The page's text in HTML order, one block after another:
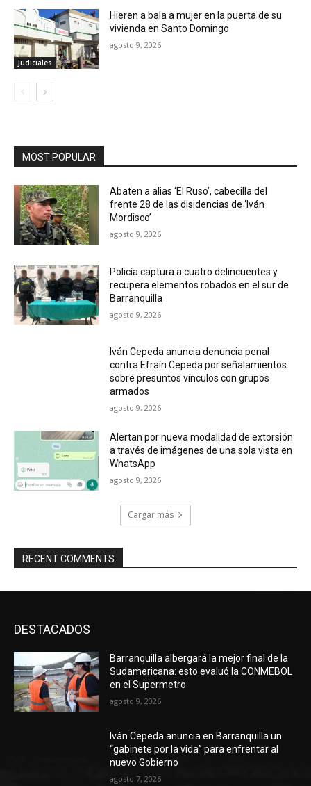
Judiciales
Hieren a bala a mujer en la puerta de su
vivienda en Santo Domingo
agosto 9, 2026
MOST POPULAR
Abaten a alias ‘El Ruso’, cabecilla del
frente 28 de las disidencias de ‘Iván
Mordisco’
agosto 9, 2026
Policía captura a cuatro delincuentes y
recupera elementos robados en el sur de
Barranquilla
agosto 9, 2026
Iván Cepeda anuncia denuncia penal
contra Efraín Cepeda por señalamientos
sobre presuntos vínculos con grupos
armados
agosto 9, 2026
Alertan por nueva modalidad de extorsión
a través de imágenes de una sola vista en
WhatsApp
agosto 9, 2026
Cargar más
RECENT COMMENTS
DESTACADOS
Barranquilla albergará la mejor final de la
Sudamericana: esto evaluó la CONMEBOL
en el Supermetro
agosto 9, 2026
Iván Cepeda anuncia en Barranquilla un
“gabinete por la vida” para enfrentar al
nuevo Gobierno
agosto 7, 2026